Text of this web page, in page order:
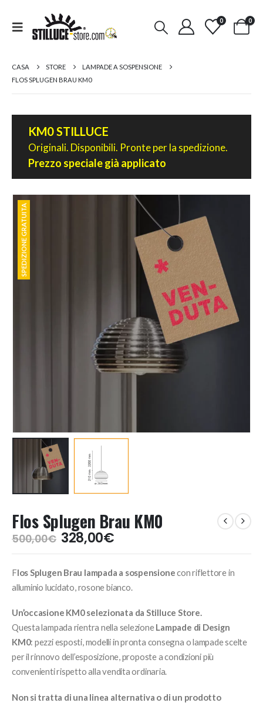
0 0
CASA STORE
LAMPADE A SOSPENSIONE
FLOS SPLUGEN BRAU KM0
KM0 STILLUCE
Originali. Disponibili. Pronte per la spedizione.
Prezzo speciale già applicato
SPEDIZIONE GRATUITA
SPEDIZIONE GRATUITA
Flos Splugen Brau KM0
500,00€ Il
prezzo
era:
500,00€.
328,00€Il
prezzo
è:
328,00€.
Flos Splugen Brau lampada a sospensionecon riflettore in
alluminio lucidato, rosone bianco.
Un’occasione KM0 selezionata da Stilluce Store.
Questa lampada rientra nella selezioneLampade di Design
KM0: pezzi esposti, modelli in pronta consegna o lampade scelte
per il rinnovo dell’esposizione, proposte a condizioni più
convenienti rispetto alla vendita ordinaria.
Non si tratta di una linea alternativa o di un prodotto